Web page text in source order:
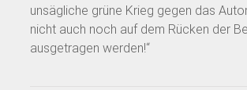
unsägliche grüne Krieg gegen das
nicht auch noch auf dem Rücken der
ausgetragen werden!“